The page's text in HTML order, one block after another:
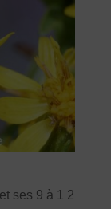
ses 9 à 1 2